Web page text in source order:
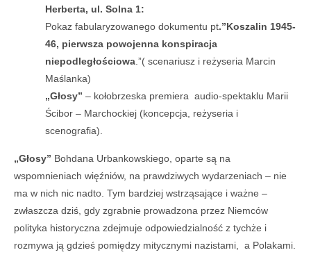
Herberta, ul. Solna 1:
Pokaz fabularyzowanego dokumentu pt.”Koszalin 1945-
46, pierwsza powojenna konspiracja
niepodległościowa .”( scenariusz i reżyseria Marcin
Maślanka)
„Głosy” – kołobrzeska premiera audio-spektaklu Marii
Ścibor – Marchockiej (koncepcja, reżyseria i
scenografia).
„Głosy” Bohdana Urbankowskiego, oparte są na
wspomnieniach więźniów, na prawdziwych wydarzeniach – nie
ma w nich nic nadto. Tym bardziej wstrząsające i ważne –
zwłaszcza dziś, gdy zgrabnie prowadzona przez Niemców
polityka historyczna zdejmuje odpowiedzialność z tychże i
rozmywa ją gdzieś pomiędzy mitycznymi nazistami, a Polakami.